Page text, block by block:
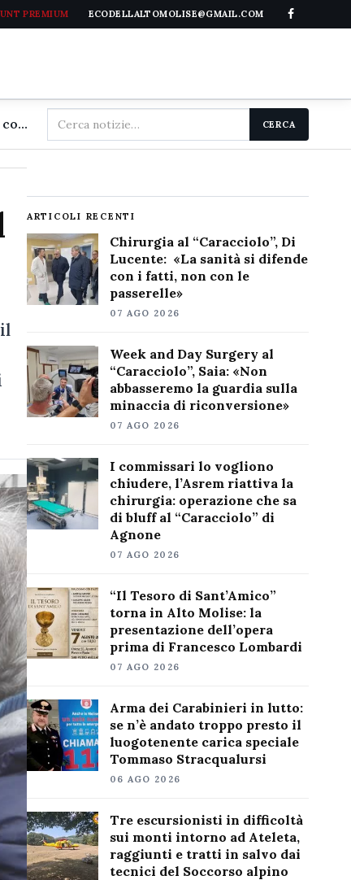
PREMIUM ECODELLALTOMOLISE@GMAIL.COM
Chirurgia al "Caracciolo", Di Lucente: «La sanità si difende con i fatti, non con le passerelle»
Cerca
nel
CERCA
ARTICOLI RECENTI
Chirurgia al “Caracciolo”, Di
Lucente: «La sanità si difende
con i fatti, non con le
passerelle»
07 AGO 2026
Week and Day Surgery al
“Caracciolo”, Saia: «Non
abbasseremo la guardia sulla
minaccia di riconversione»
07 AGO 2026
I commissari lo vogliono
chiudere, l’Asrem riattiva la
chirurgia: operazione che sa
di bluff al “Caracciolo” di
Agnone
07 AGO 2026
“Il Tesoro di Sant’Amico”
torna in Alto Molise: la
presentazione dell’opera
prima di Francesco Lombardi
07 AGO 2026
Arma dei Carabinieri in lutto:
se n’è andato troppo presto il
luogotenente carica speciale
Tommaso Stracqualursi
06 AGO 2026
Tre escursionisti in difficoltà
sui monti intorno ad Ateleta,
raggiunti e tratti in salvo dai
tecnici del Soccorso alpino